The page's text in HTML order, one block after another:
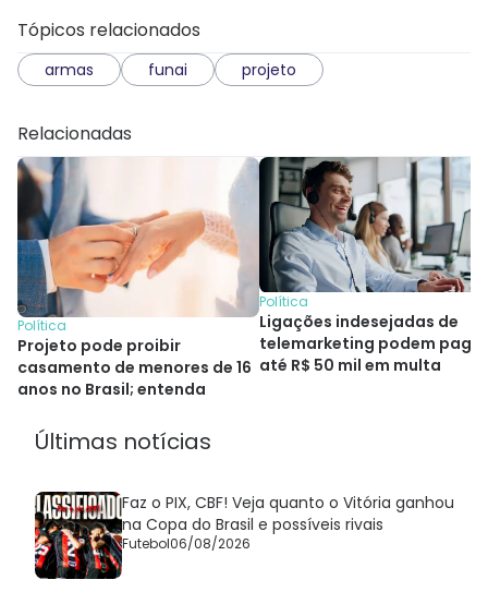
Tópicos relacionados
armas funai projeto
Relacionadas
Política
Projeto pode proibir
casamento de menores de 16
anos no Brasil; entenda
Política
Ligações indesejadas de
telemarketing podem pagar
até R$ 50 mil em multa
Últimas notícias
Faz o PIX, CBF! Veja quanto o Vitória ganhou
na Copa do Brasil e possíveis rivais
Futebol06/08/2026